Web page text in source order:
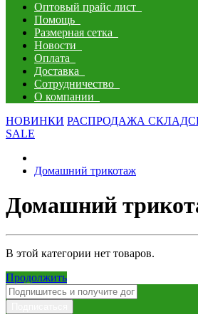
Оптовый прайс лист
Помощь
Размерная сетка
Новости
Оплата
Доставка
Сотрудничество
О компании
НОВИНКИ РАСПРОДАЖА
SALE
Домашний трикотаж
Домашний
В этой категории нет товаров.
Продолжить